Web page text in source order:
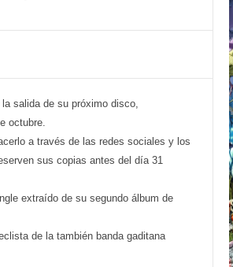
salida de su próximo disco,
octubre.
a través de las redes sociales y los
sus copias antes del día 31
extraído de su segundo álbum de
de la también banda gaditana